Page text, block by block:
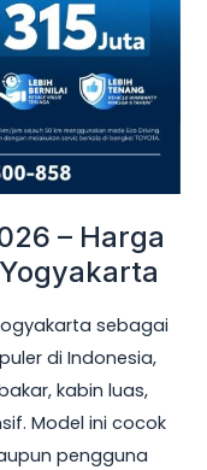
– Harga
sebagai
di Indonesia,
kabin luas,
Model ini cocok
pengguna